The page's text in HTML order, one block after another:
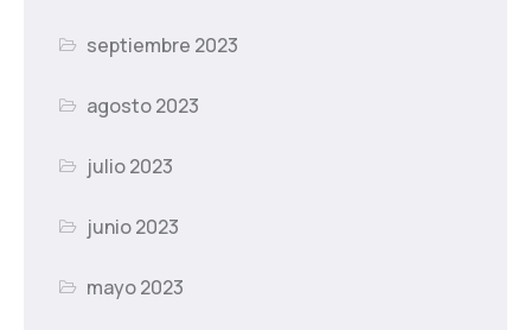
septiembre 2023
agosto 2023
julio 2023
junio 2023
mayo 2023